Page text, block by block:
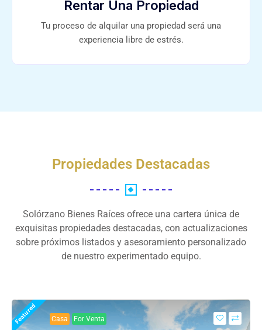
Rentar Una Propiedad
Tu proceso de alquilar una propiedad será una
experiencia libre de estrés.
Propiedades Destacadas
Solórzano Bienes Raíces ofrece una cartera única de
exquisitas propiedades destacadas, con actualizaciones
sobre próximos listados y asesoramiento personalizado
de nuestro experimentado equipo.
Featured Casa For Venta